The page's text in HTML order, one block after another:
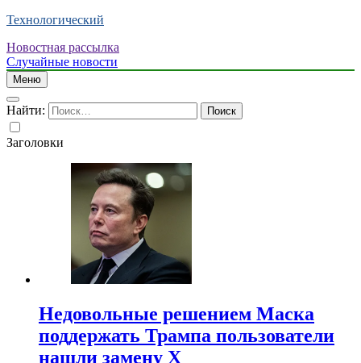
Технологический
Новостная рассылка
Случайные новости
Меню
Найти:
Заголовки
Недовольные решением Маска
поддержать Трампа пользователи
нашли замену X